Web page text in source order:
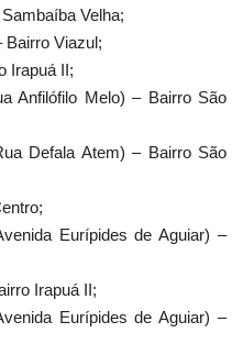
Velha;
Bairro Viazul;
Irapuá II;
Anfilófilo Melo) – Bairro São
Defala Atem) – Bairro São
Eurípides de Aguiar) –
Irapuá II;
Eurípides de Aguiar) –